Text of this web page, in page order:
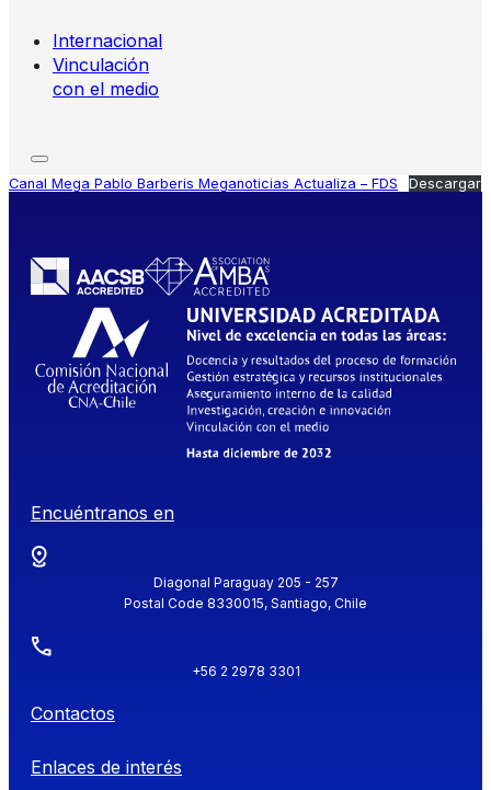
Internacional
Vinculación
con el medio
Canal Mega Pablo Barberis Meganoticias Actualiza – FDS Descargar
Encuéntranos en
Diagonal Paraguay 205 - 257
Postal Code 8330015, Santiago, Chile
+56 2 2978 3301
Contactos
Enlaces de interés